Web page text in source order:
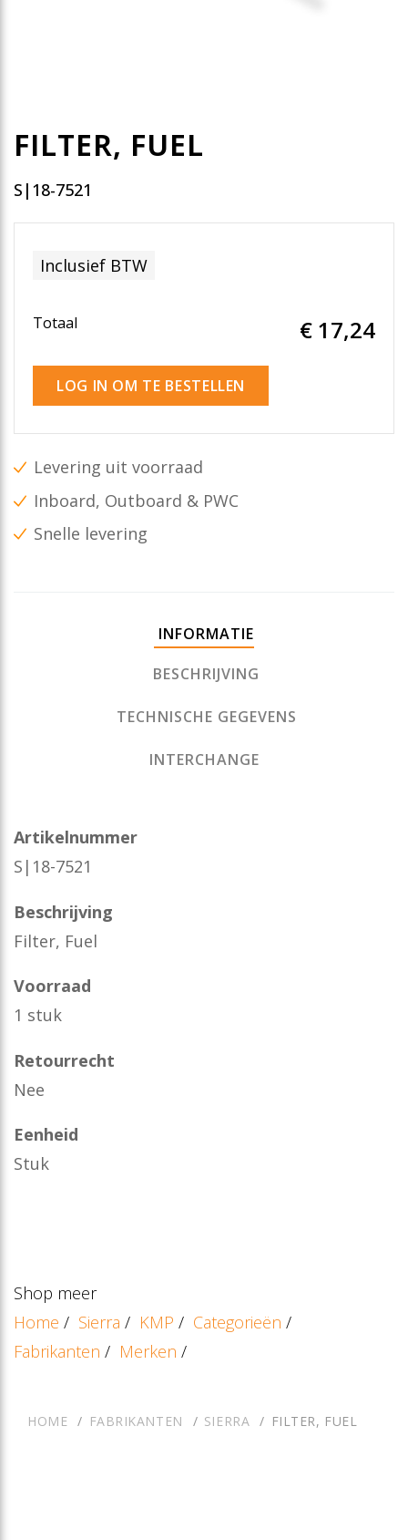
FILTER, FUEL
S|18-7521
Inclusief BTW
Totaal € 17,24
LOG IN OM TE BESTELLEN
Levering uit voorraad
Inboard, Outboard & PWC
Snelle levering
INFORMATIE
BESCHRIJVING
TECHNISCHE GEGEVENS
INTERCHANGE
Artikelnummer
S|18-7521
Beschrijving
Filter, Fuel
Voorraad
1 stuk
Retourrecht
Nee
Eenheid
Stuk
Shop meer
Home / Sierra / KMP / Categorieën /
Fabrikanten / Merken /
HOME FABRIKANTEN SIERRA FILTER, FUEL